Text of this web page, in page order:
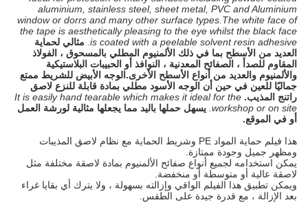
aluminium, stainless steel, sheet metal, PVC and Aluminium
window or dorrs and many other surface types.The white face of
the tape is aesthetically pleasing to the eye whilst the black face
is coated with a peelable solvent resin adhesive.
مثالي لحماية
العديد من الأسطح بما في ذلك الألمنيوم المطلي بالمسحوق ، الفولاذ
المقاوم للصدأ ، الصفائح المعدنية ، النوافذ أو الحبيبات البلاستيكية
والألمنيوم والعديد من أنواع الأسطح الأخرى.الوجه الأبيض للشريط ممتع
جماليًا للعين في حين أن الوجه الأسود مطلي بمادة قابلة للنزع لاصق
راتنج المذيب. It is easily hand tearable which makes it ideal for the
workshop or on site.
يسهل حملها باليد مما يجعلها مثالية لورشة العمل
أو في الموقع.
هذا فيلم حماية المواد PE وشريط الحماية مع نظام لاصق المذيبات
مظهر جميل وجودة ممتازة.
يمكن استخدامه لجميع أنواعصفائح الألمنيومبمادة لاصقة مختلفة مثل
لاصقة عالية أو متوسطة أو منخفضة.
ويمكن تطبيق هذا الفيلم الواقي وإزالته بسهولة ، ولا يترك أي بقايا غراء
بعد الإزالة ، مع قدرة جيدة على الطقس.